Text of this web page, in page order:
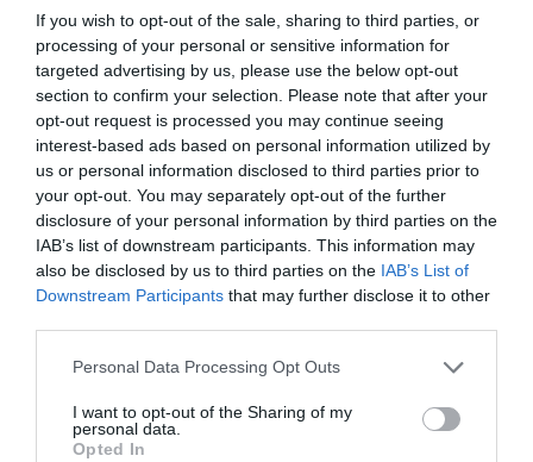
If you wish to opt-out of the sale, sharing to third parties, or
processing of your personal or sensitive information for
targeted advertising by us, please use the below opt-out
section to confirm your selection. Please note that after your
opt-out request is processed you may continue seeing
interest-based ads based on personal information utilized by
us or personal information disclosed to third parties prior to
your opt-out. You may separately opt-out of the further
disclosure of your personal information by third parties on the
IAB’s list of downstream participants. This information may
also be disclosed by us to third parties on the IAB’s List of
Downstream Participants that may further disclose it to other
Personal Data Processing Opt Outs
I want to opt-out of the Sharing of my
personal data.
Opted In
Yoghurtsås med curry
En kall smal snabblagad sås smaksatt med curry,
cayennepeppar, paprika, honung och citron...